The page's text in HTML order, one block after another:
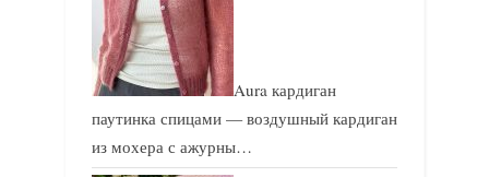
Aura кардиган
паутинка спицами — воздушный кардиган
из мохера с ажурны…